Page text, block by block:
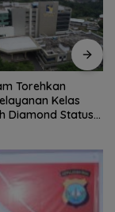
Berapit
Harapkan
Nyata